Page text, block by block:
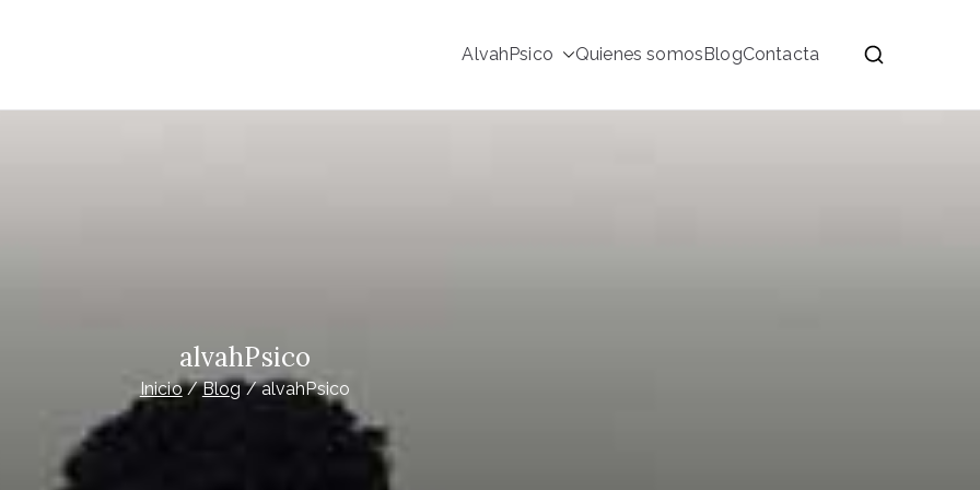
AlvahPsico Quienes somosBlogContacta
alvahPsico
Inicio Blog alvahPsico